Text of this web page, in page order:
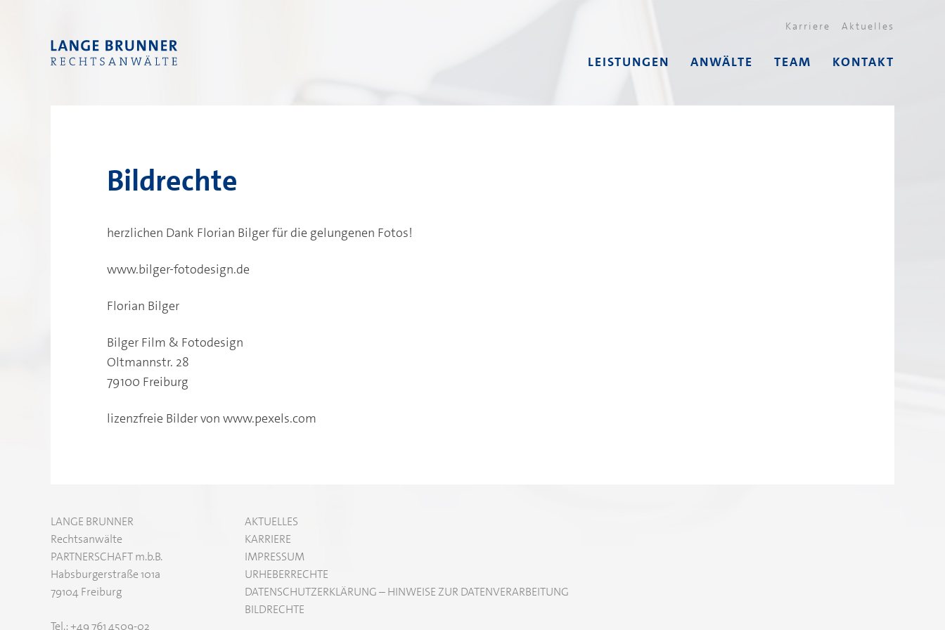
LEISTUNGEN ANWÄLTE TEAM KONTAKT
Karriere Aktuelles
Bildrechte
herzlichen Dank Florian Bilger für die gelungenen Fotos!
www.bilger-fotodesign.de
Florian Bilger
Bilger Film & Fotodesign
Oltmannstr. 28
79100 Freiburg
lizenzfreie Bilder von www.pexels.com
LANGE BRUNNER
Rechtsanwälte
PARTNERSCHAFT m.b.B.
Habsburgerstraße 101a
79104 Freiburg
​​​​​​​Tel.: +49 761 4509-02
AKTUELLES
KARRIERE
IMPRESSUM
URHEBERRECHTE
DATENSCHUTZERKLÄRUNG – HINWEISE ZUR DATENVERARBEITUNG
BILDRECHTE